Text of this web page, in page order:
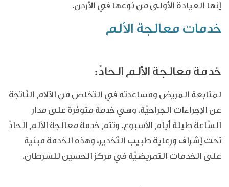
إنها العيادة الأولى من نوعها في الأردن.
خدمات معالجة الألم
خدمة معالجة الألم الحادّ:
لمتابعة المريض ومساعدته في التخلص من الآلام النّاتجة
عن الإجراءات الجراحيّة. وهي خدمة متوفّرة على مدار
السّاعة طيلة أيام الأسبوع. وتتم خدمة معالجة الألم الحادّ
تحت إشراف ورعاية طبيب التّخدير، وهذه الخدمة مبنية
على الخدمات التمريضيّة في مركز الحسين للسرطان.